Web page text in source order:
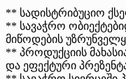
** სადისტრიბუციო
** სავაჭრო
მიწოდების
** პროდუქციის
და ეფექტური